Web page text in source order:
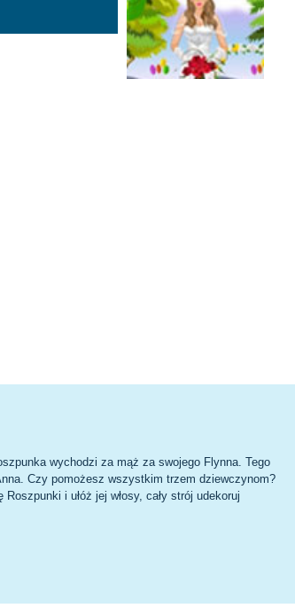
wychodzi za mąż za swojego Flynna. Tego
Czy pomożesz wszystkim trzem dziewczynom?
i ułóż jej włosy, cały strój udekoruj